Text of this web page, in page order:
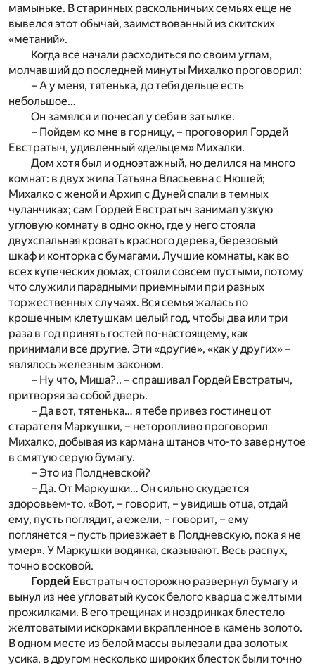
мамыньке. В старинных раскольничьих семьях еще не
вывелся этот обычай, заимствованный из скитских
«метаний».
Когда все начали расходиться по своим углам,
молчавший до последней минуты Михалко проговорил:
– А у меня, тятенька, до тебя дельце есть
небольшое…
Он замялся и почесал у себя в затылке.
– Пойдем ко мне в горницу, – проговорил Гордей
Евстратыч, удивленный «дельцем» Михалки.
Дом хотя был и одноэтажный, но делился на много
комнат: в двух жила Татьяна Власьевна с Нюшей;
Михалко с женой и Архип с Дуней спали в темных
чуланчиках; сам Гордей Евстратыч занимал узкую
угловую комнату в одно окно, где у него стояла
двухспальная кровать красного дерева, березовый
шкаф и конторка с бумагами. Лучшие комнаты, как во
всех купеческих домах, стояли совсем пустыми, потому
что служили парадными приемными при разных
торжественных случаях. Вся семья жалась по
крошечным клетушкам целый год, чтобы два или три
раза в год принять гостей по-настоящему, как
принимали все другие. Эти «другие», «как у других» –
являлось железным законом.
– Ну что, Миша?.. – спрашивал Гордей Евстратыч,
притворяя за собой дверь.
– Да вот, тятенька… я тебе привез гостинец от
старателя Маркушки, – неторопливо проговорил
Михалко, добывая из кармана штанов что-то завернутое
в смятую серую бумагу.
– Это из Полдневской?
– Да. От Маркушки… Он сильно скудается
здоровьем-то. «Вот, – говорит, – увидишь отца, отдай
ему, пусть поглядит, а ежели, – говорит, – ему
поглянется – пусть приезжает в Полдневскую, пока я не
умер». У Маркушки водянка, сказывают. Весь распух,
точно восковой.
Гордей Евстратыч осторожно развернул бумагу и
вынул из нее угловатый кусок белого кварца с желтыми
прожилками. В его трещинах и ноздринках блестело
желтоватыми искорками вкрапленное в камень золото.
В одном месте из белой массы вылезали два золотых
усика, в другом несколько широких блесток были точно